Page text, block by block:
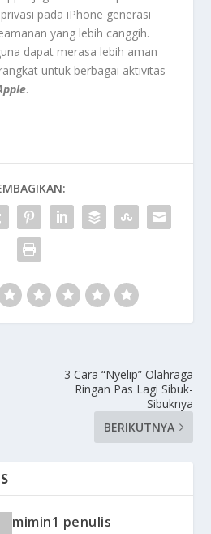
pada iPhone generasi
yang lebih canggih.
dapat merasa lebih aman
untuk berbagai aktivitas
.
3 Cara “Nyelip” Olahraga
Ringan Pas Lagi Sibuk-
Sibuknya
BERIKUTNYA
mimin1 penulis